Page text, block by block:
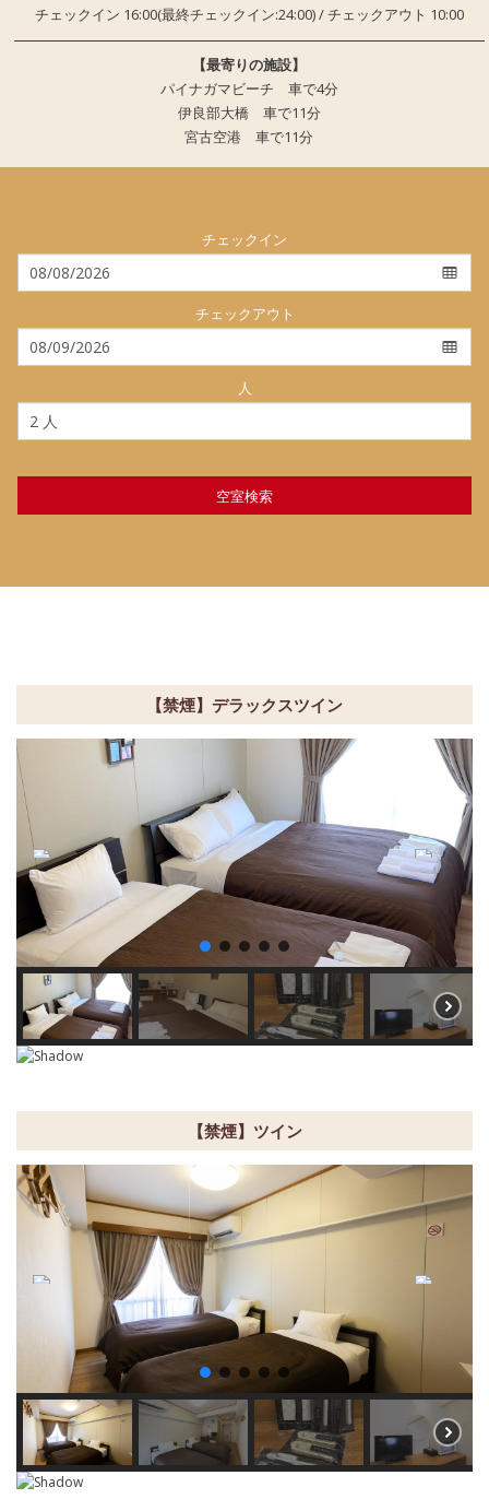
チェックイン 16:00(最終チェックイン:24:00) / チェックアウト 10:00
【最寄りの施設】
パイナガマビーチ 車で4分
伊良部大橋 車で11分
宮古空港 車で11分
チェックイン
チェックアウト
人
空室検索
【禁煙】デラックスツイン
【禁煙】ツイン